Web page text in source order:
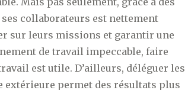
collaborateurs est nettement
sur leurs missions et garantir une
de travail impeccable, faire
est utile. D’ailleurs, déléguer les
permet des résultats plus